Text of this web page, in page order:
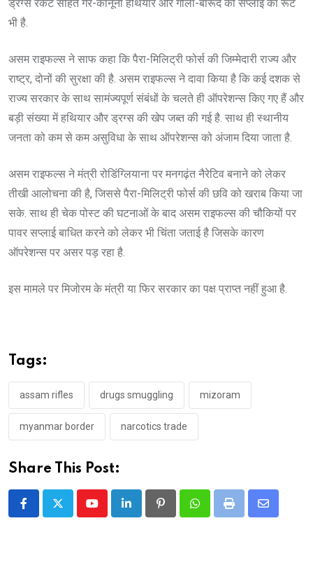
ड्रग्स रैकेट सहित गैर-कानूनी हथियार और गोला-बारूद की सप्लाई का रूट
भी है.
असम राइफल्स ने साफ कहा कि पैरा-मिलिट्री फोर्स की जिम्मेदारी राज्य और
राष्ट्र, दोनों की सुरक्षा की है. असम राइफल्स ने दावा किया है कि कई दशक से
राज्य सरकार के साथ सामंज्यपूर्ण संबंधों के चलते ही ऑपरेशन्स किए गए हैं और
बड़ी संख्या में हथियार और ड्रग्स की खेप जब्त की गई है. साथ ही स्थानीय
जनता को कम से कम असुविधा के साथ ऑपरेशन्स को अंजाम दिया जाता है.
असम राइफल्स ने मंत्री रोडिंग्लियाना पर मनगढ़ंत नैरेटिव बनाने को लेकर
तीखी आलोचना की है, जिससे पैरा-मिलिट्री फोर्स की छवि को खराब किया जा
सके. साथ ही चेक पोस्ट की घटनाओं के बाद असम राइफल्स की चौकियों पर
पावर सप्लाई बाधित करने को लेकर भी चिंता जताई है जिसके कारण
ऑपरेशन्स पर असर पड़ रहा है.
इस मामले पर मिजोरम के मंत्री या फिर सरकार का पक्ष प्राप्त नहीं हुआ है.
Tags:
assam rifles drugs smuggling mizoram
myanmar border narcotics trade
Share This Post:
YoutubeLinkedInPinterestWhatsappPrint
Share